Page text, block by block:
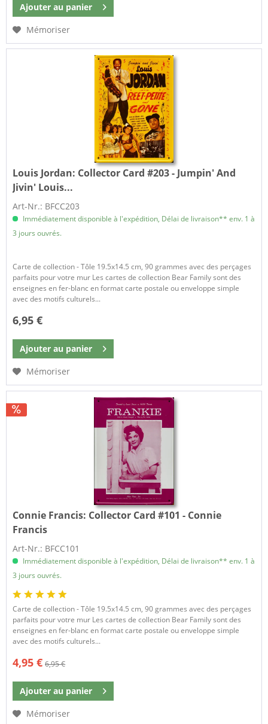
Ajouter au panier
Mémoriser
Louis Jordan: Collector Card #203 - Jumpin' And
Jivin' Louis...
Art-Nr.: BFCC203
Immédiatement disponible à l'expédition, Délai de livraison** env. 1 à
3 jours ouvrés.
Carte de collection - Tôle 19.5x14.5 cm, 90 grammes avec des perçages
parfaits pour votre mur Les cartes de collection Bear Family sont des
enseignes en fer-blanc en format carte postale ou enveloppe simple
avec des motifs culturels...
6,95 €
Ajouter au panier
Mémoriser
Connie Francis: Collector Card #101 - Connie
Francis
Art-Nr.: BFCC101
Immédiatement disponible à l'expédition, Délai de livraison** env. 1 à
3 jours ouvrés.
Carte de collection - Tôle 19.5x14.5 cm, 90 grammes avec des perçages
parfaits pour votre mur Les cartes de collection Bear Family sont des
enseignes en fer-blanc en format carte postale ou enveloppe simple
avec des motifs culturels...
4,95 € 6,95 €
Ajouter au panier
Mémoriser